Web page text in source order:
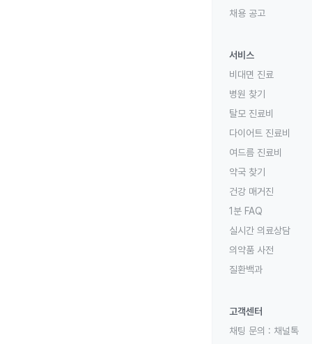
채용 공고
서비스
비대면 진료
병원 찾기
탈모 진료비
다이어트 진료비
여드름 진료비
약국 찾기
건강 매거진
1분 FAQ
실시간 의료상담
의약품 사전
질환백과
고객센터
채팅 문의 : 채널톡